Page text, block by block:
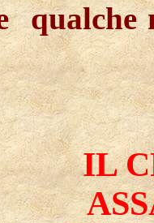
qualche
IL